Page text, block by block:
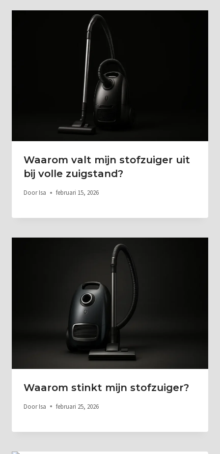
Waarom valt mijn stofzuiger uit
bij volle zuigstand?
Door Isa februari 15, 2026
Waarom stinkt mijn stofzuiger?
Door Isa februari 25, 2026